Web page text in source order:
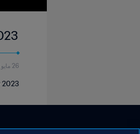
26 مايو 2023
2023